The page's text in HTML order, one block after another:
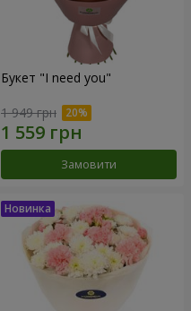
Букет "I need you"
1 949 грн
Замовити